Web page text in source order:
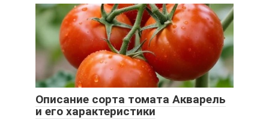
Описание сорта томата Акварель
и его характеристики